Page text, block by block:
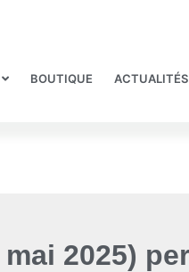
BOUTIQUE ACTUALITÉS
mai 2025)